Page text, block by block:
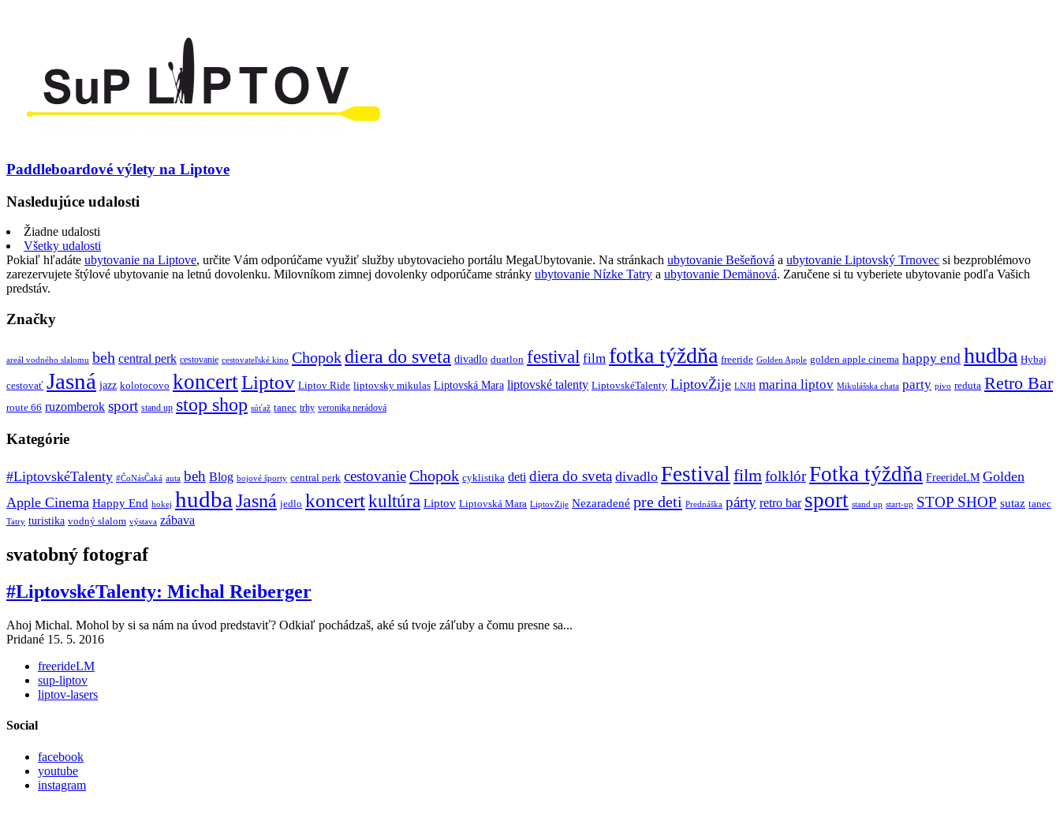
Paddleboardové výlety na Liptove
Nasledujúce udalosti
Žiadne udalosti
Všetky udalosti
Pokiaľ hľadáte ubytovanie na Liptove, určite Vám odporúčame využiť služby ubytovacieho portálu MegaUbytovanie. Na stránkach ubytovanie Bešeňová a ubytovanie Liptovský Trnovec si bezproblémovo
zarezervujete štýlové ubytovanie na letnú dovolenku. Milovníkom zimnej dovolenky odporúčame stránky ubytovanie Nízke Tatry a ubytovanie Demänová. Zaručene si tu vyberiete ubytovanie podľa Vašich
predstáv.
Značky
areál vodného slalomu beh central perk cestovanie cestovateľské kino Chopokdiera do sveta divadlo duatlon festival film fotka týždňa freeride Golden Apple golden apple cinema happy end hudba Hybaj
cestovať Jasná jazz kolotocovo koncertLiptov Liptov Ride liptovsky mikulas Liptovská Mara liptovské talenty LiptovskéTalenty LiptovŽije LNJH marina liptov Mikulášska chata party pivo reduta Retro Bar
route 66 ruzomberok sport stand up stop shop súťaž tanec trhy veronika nerádová
Kategórie
#LiptovskéTalenty #ČoNásČaká auta beh Blog bojové športy central perk cestovanieChopok cyklistika deti diera do sveta divadlo Festival filmfolklórFotka týždňa FreerideLM Golden
Apple Cinema Happy End hokej hudba Jasná jedlo koncertkultúra Liptov Liptovská Mara LiptovZije Nezaradené pre deti Prednáška párty retro bar sport stand up start-up STOP SHOP sutaz tanec
Tatry turistika vodný slalom výstava zábava
svatobný fotograf
#LiptovskéTalenty: Michal Reiberger
Ahoj Michal. Mohol by si sa nám na úvod predstaviť? Odkiaľ pochádzaš, aké sú tvoje záľuby a čomu presne sa...
Pridané 15. 5. 2016
freerideLM
sup-liptov
liptov-lasers
Social
facebook
youtube
instagram